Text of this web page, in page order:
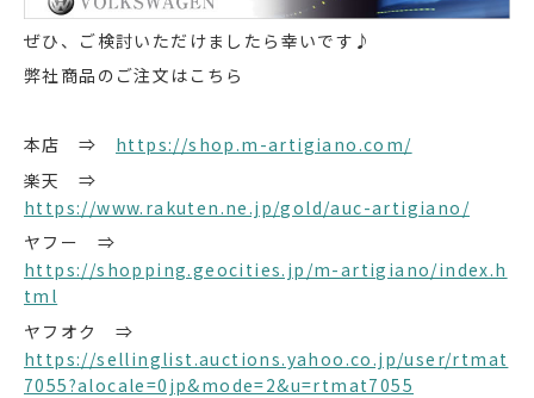
ぜひ、ご検討いただけましたら幸いです♪
弊社商品のご注文はこちら
本店 ⇒ https://shop.m-artigiano.com/
楽天 ⇒
https://www.rakuten.ne.jp/gold/auc-artigiano/
ヤフー ⇒
https://shopping.geocities.jp/m-artigiano/index.h
tml
ヤフオク ⇒
https://sellinglist.auctions.yahoo.co.jp/user/rtmat
7055?alocale=0jp&mode=2&u=rtmat7055